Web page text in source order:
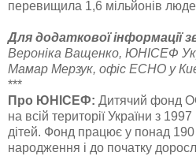
перевищила 1,6 мільйонів
Для додаткової інформації
Вероніка Ващенко, ЮНІСЕФ
Мамар Мерзук, офіс ECHO у
***
Про ЮНІСЕФ: Дитячий фонд
на всій території України з
дітей. Фонд працює у понад 190
народження і до початку